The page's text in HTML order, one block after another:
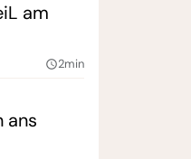
am
query_builder2min
ans